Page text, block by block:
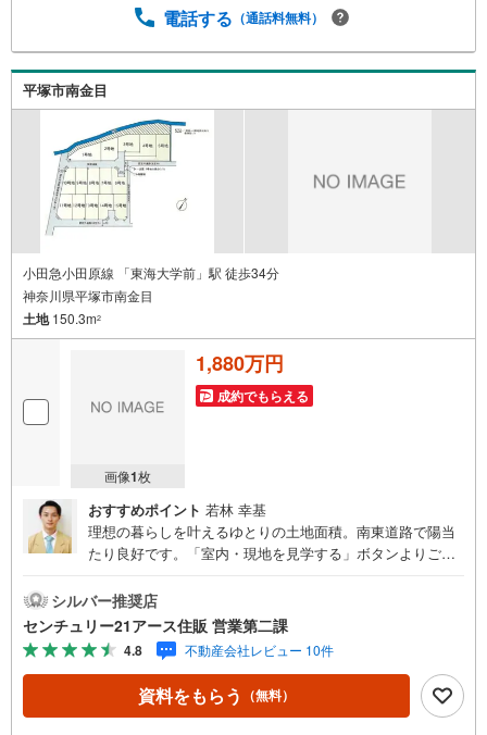
算も行っております。人生最大のお買い物になりますの
す。◆優遇金利にこだわる◆大きな金額を長期間で返済す
る住宅ローンは優遇金利が0.1％変わるだけで、支払い総額
に大きな変化が生じます。取引の多い弊社は金融機関の特
色、傾向、トレンドを熟知しておりますので、お客様のニ
ーズにあった金融機関をご紹介させて頂きます。
電話する （通話料無料）
平塚市南金目
小田急小田原線 「東海大学前」駅 徒歩34分
神奈川県平塚市南金目
土地150.3m2
画像1枚
1,880万円
成約でもらえる
おすすめポイント 若林 幸基
理想の暮らしを叶えるゆとりの土地面積。南東道路で陽当
たり良好です。「室内・現地を見学する」ボタンよりご予
ー21アース住販のポイント】◆センチュリオン獲得店舗◆
全国約970店舗あるセンチュリー21のお店。その中でも、
アメリカ本部が設ける一定基準を満たした、上位4％しか受
賞できない賞。それが「センチュリオン」です。弊社はそ
のセンチュリオンを2002年から欠かすことなく取り続けて
おります。◆住宅ローン相談会◆お客様にあった無理のな
シルバー推奨店
センチュリー21アース住販 営業第二課
4.8 不動産会社レビュー 10件
資料をもらう （無料）